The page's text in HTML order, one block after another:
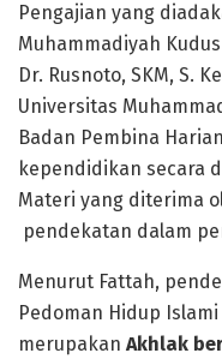
Pengajian yang
Muhammadiyah
Dr. Rusnoto, SKM, S.
Universitas
Badan Pembina
kependidikan secara
Materi yang diterima
pendekatan dalam
Menurut Fattah,
Pedoman Hidup
merupakan Akhlak